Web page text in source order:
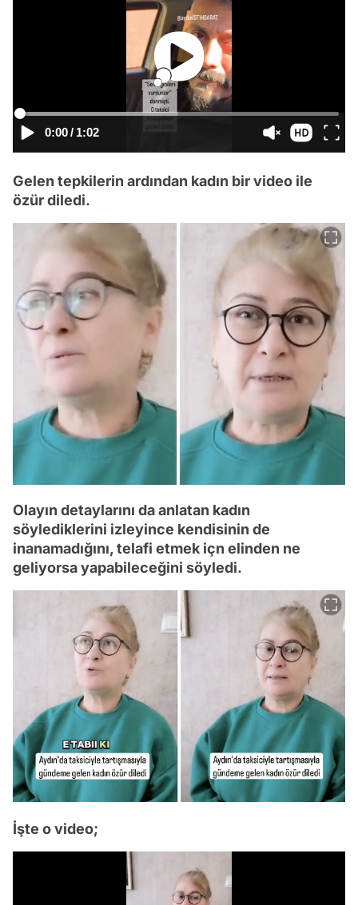
0:00/ 1:02
Gelen tepkilerin ardından kadın bir video ile
özür diledi.
Olayın detaylarını da anlatan kadın
söylediklerini izleyince kendisinin de
inanamadığını, telafi etmek içn elinden ne
geliyorsa yapabileceğini söyledi.
İşte o video;